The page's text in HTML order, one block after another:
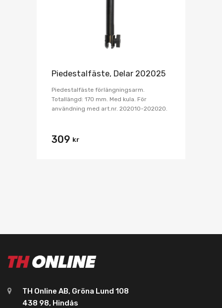
Piedestalfäste, Delar 202025
Piedestalfäste förlängningsarm.
Totallängd: 170 mm. Med kula. För
användning med art.nr. 202010-202020.
309 kr
TH Online AB, Gröna Lund 108
438 98, Hindås